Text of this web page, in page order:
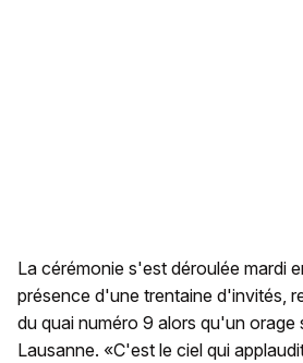
La cérémonie s'est déroulée mardi
présence d'une trentaine d'invités,
du quai numéro 9 alors qu'un orage
Lausanne. «C'est le ciel qui